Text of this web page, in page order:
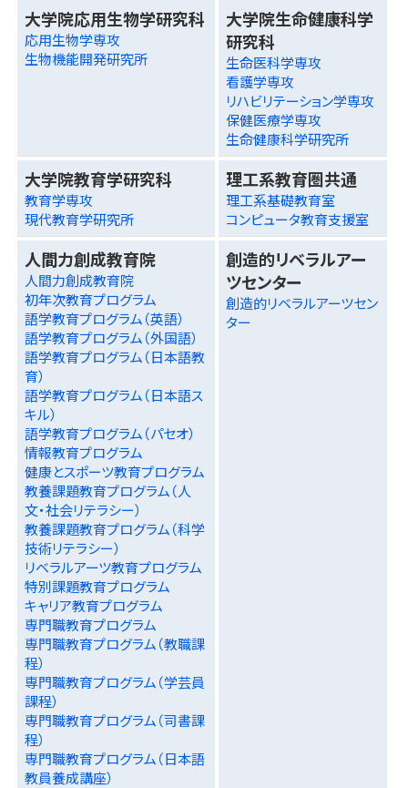
大学院応用生物学研究科
応用生物学専攻
生物機能開発研究所
大学院生命健康科学
研究科
生命医科学専攻
看護学専攻
リハビリテーション学専攻
保健医療学専攻
生命健康科学研究所
大学院教育学研究科
教育学専攻
現代教育学研究所
理工系教育圏共通
理工系基礎教育室
コンピュータ教育支援室
人間力創成教育院
人間力創成教育院
初年次教育プログラム
語学教育プログラム（英語）
語学教育プログラム（外国語）
語学教育プログラム（日本語教
育）
語学教育プログラム（日本語ス
キル）
語学教育プログラム（パセオ）
情報教育プログラム
健康とスポーツ教育プログラム
教養課題教育プログラム（人
文・社会リテラシー）
教養課題教育プログラム（科学
技術リテラシー）
リベラルアーツ教育プログラム
特別課題教育プログラム
キャリア教育プログラム
専門職教育プログラム
専門職教育プログラム（教職課
程）
専門職教育プログラム（学芸員
課程）
専門職教育プログラム（司書課
程）
専門職教育プログラム（日本語
教員養成講座）
創造的リベラルアー
ツセンター
創造的リベラルアーツセン
ター